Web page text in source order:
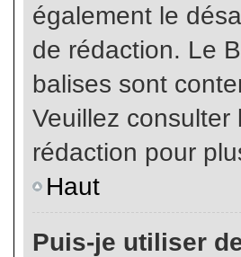
également le
de rédaction. Le
balises sont
Veuillez
rédaction pour
Haut
Puis-je utiliser